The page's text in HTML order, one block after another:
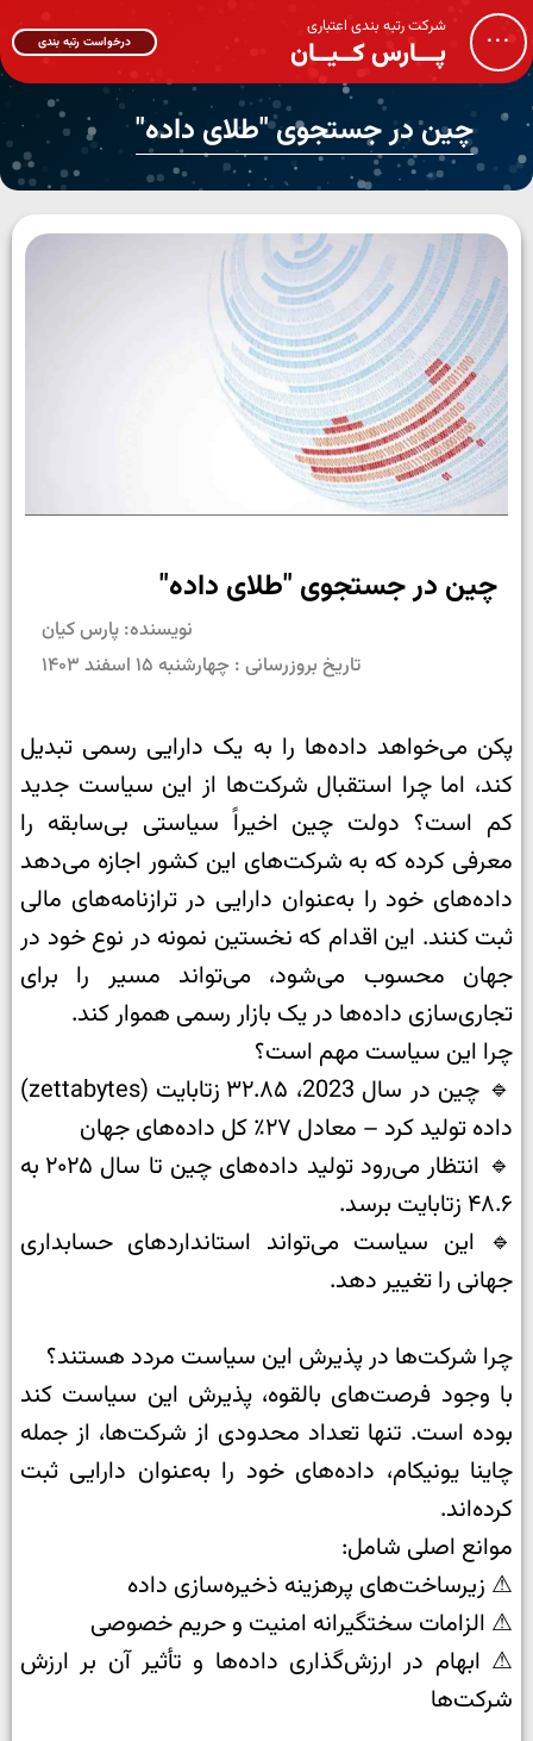
... شرکت رتبه بندی اعتباری
پـــارس کــیــان درخواست رتبه بندی
چین در جستجوی "طلای داده"
چین در جستجوی "طلای داده"
نویسنده: پارس کیان
تاریخ بروزرسانی : چهارشنبه ۱۵ اسفند ۱۴۰۳
پکن می‌خواهد داده‌ها را به یک دارایی رسمی تبدیل
کند، اما چرا استقبال شرکت‌ها از این سیاست جدید
کم است؟ دولت چین اخیراً سیاستی بی‌سابقه را
معرفی کرده که به شرکت‌های این کشور اجازه می‌دهد
داده‌های خود را به‌عنوان دارایی در ترازنامه‌های مالی
ثبت کنند. این اقدام که نخستین نمونه در نوع خود در
جهان محسوب می‌شود، می‌تواند مسیر را برای
تجاری‌سازی داده‌ها در یک بازار رسمی هموار کند.
چرا این سیاست مهم است؟
🔹 چین در سال 2023، ۳۲.۸۵ زتابایت (zettabytes)
داده تولید کرد – معادل ۲۷٪ کل داده‌های جهان
🔹 انتظار می‌رود تولید داده‌های چین تا سال ۲۰۲۵ به
۴۸.۶ زتابایت برسد.
🔹 این سیاست می‌تواند استانداردهای حسابداری
جهانی را تغییر دهد.
چرا شرکت‌ها در پذیرش این سیاست مردد هستند؟
با وجود فرصت‌های بالقوه، پذیرش این سیاست کند
بوده است. تنها تعداد محدودی از شرکت‌ها، از جمله
چاینا یونیکام، داده‌های خود را به‌عنوان دارایی ثبت
کرده‌اند.
موانع اصلی شامل:
⚠ زیرساخت‌های پرهزینه ذخیره‌سازی داده
⚠ الزامات سختگیرانه امنیت و حریم خصوصی
⚠ ابهام در ارزش‌گذاری داده‌ها و تأثیر آن بر ارزش
شرکت‌ها